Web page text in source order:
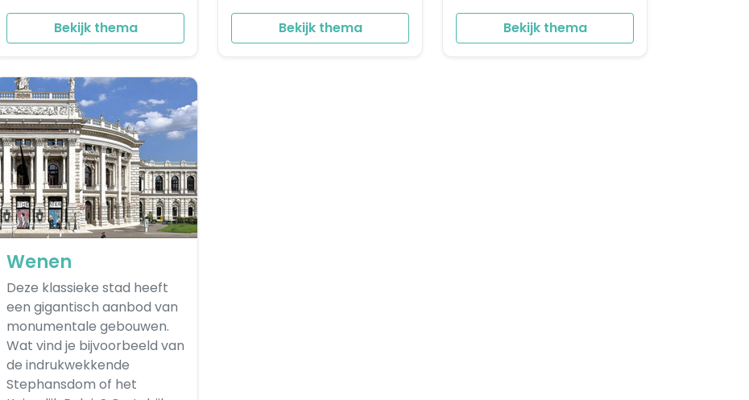
Bekijk thema Bekijk thema Bekijk thema
Wenen
Deze klassieke stad heeft
een gigantisch aanbod van
monumentale gebouwen.
Wat vind je bijvoorbeeld van
de indrukwekkende
Stephansdom of het